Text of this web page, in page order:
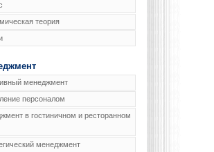
теория
менеджмент
персоналом
в гостиничном и ресторанном
менеджмент